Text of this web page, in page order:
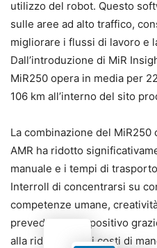
utilizzo del robot. Questo
sulle aree ad alto traffico,
migliorare i flussi di lavoro e
Dall’introduzione di MiR
MiR250 opera in media per
106 km all’interno del sito
La combinazione del
AMR ha ridotto
manuale e i tempi di
Interroll di concentrarsi su
competenze umane,
prevede un ROI positivo
alla riduzione dei costi di